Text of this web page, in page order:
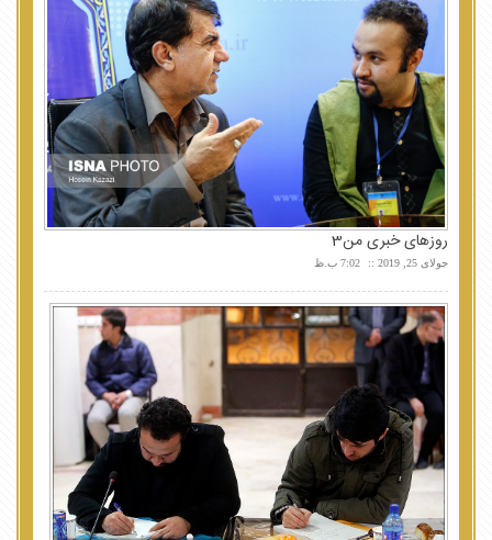
روزهای خبری من3
جولای 25, 2019 7:02 ب.ظ